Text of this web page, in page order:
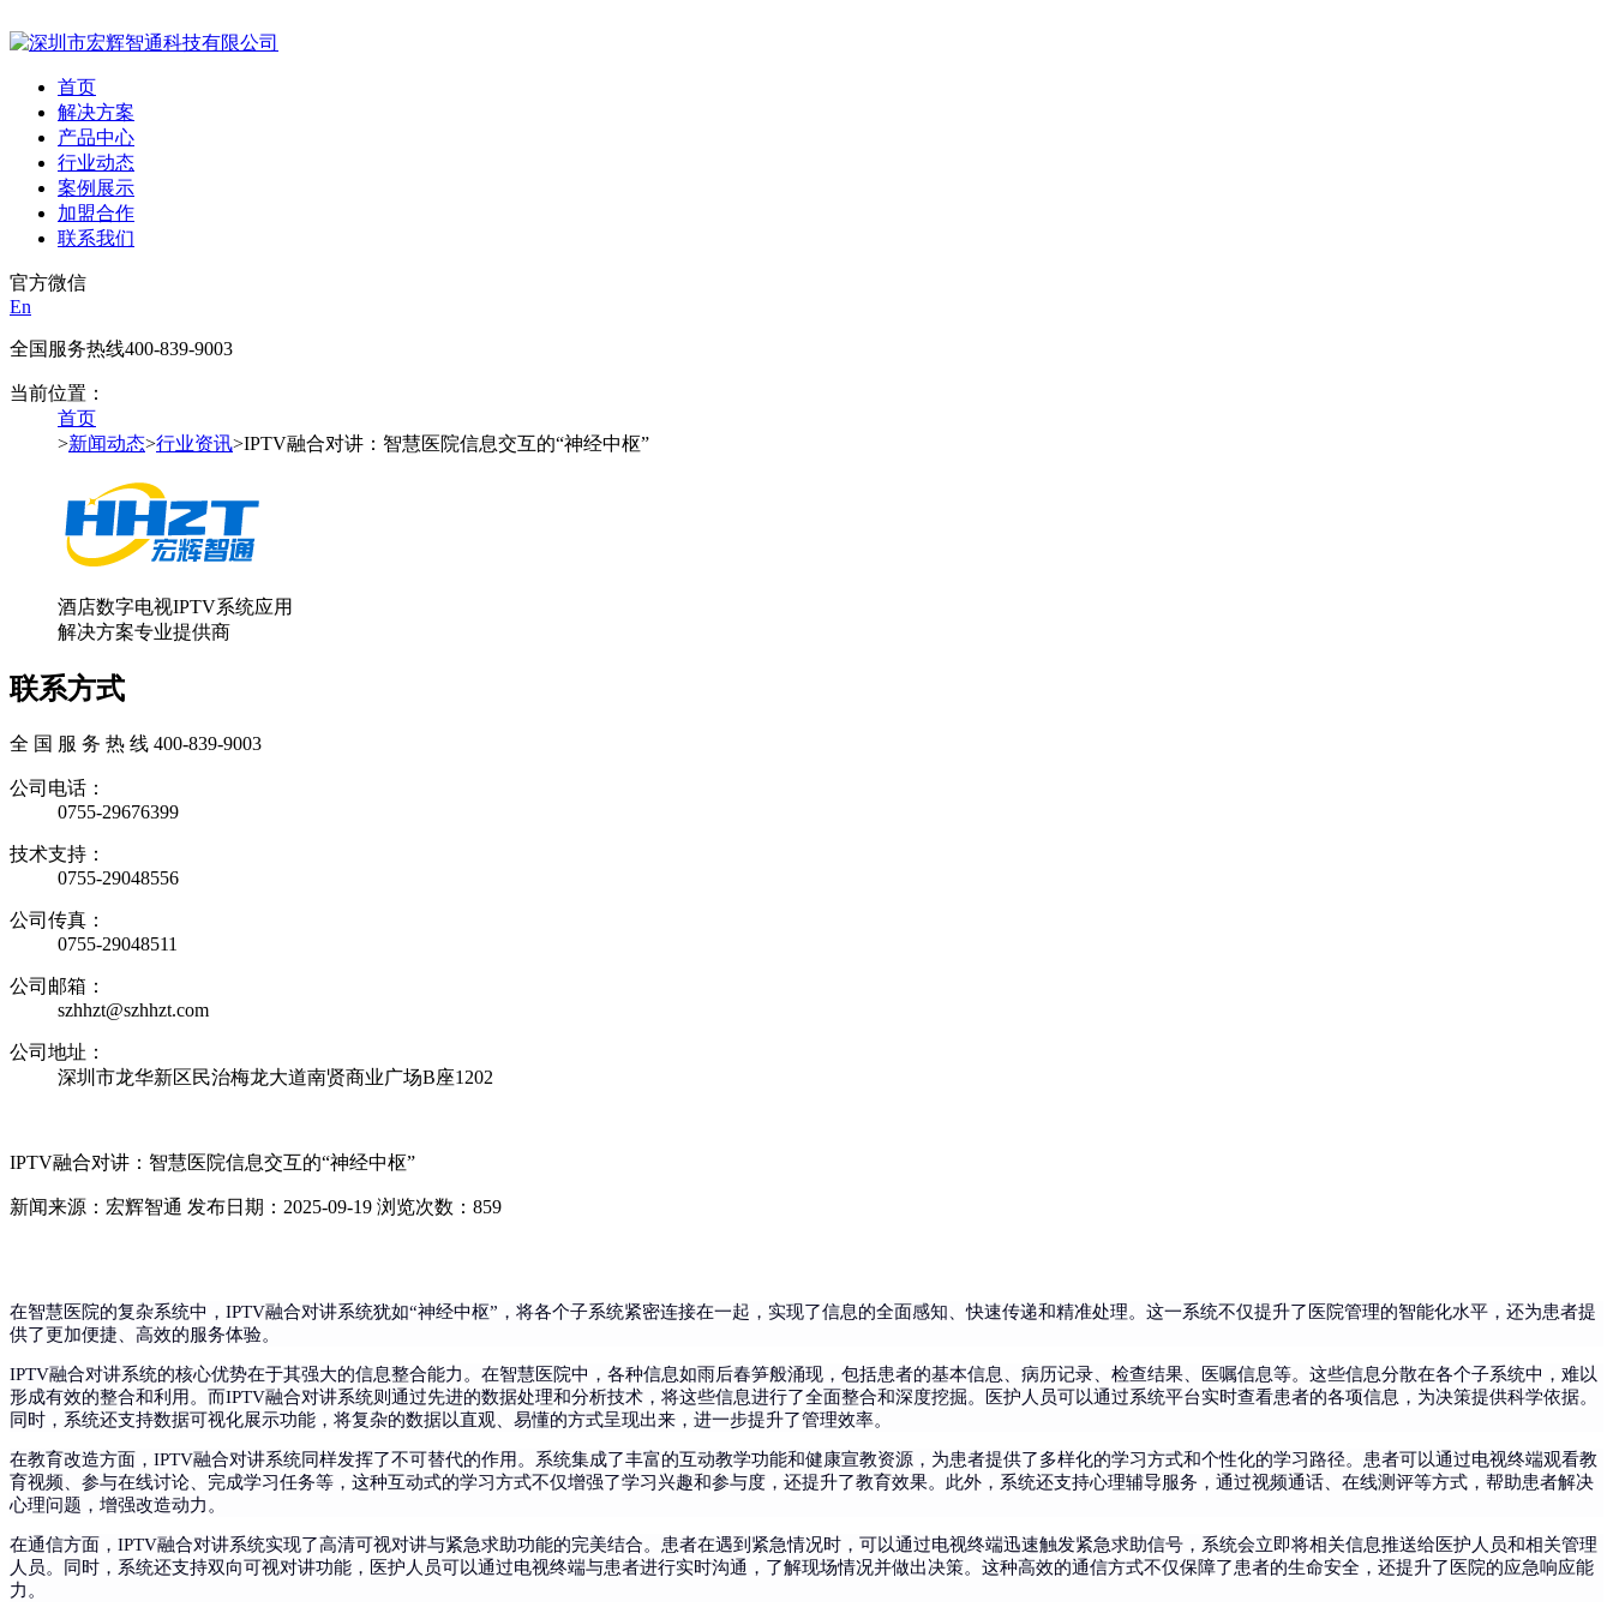
首页
解决方案
产品中心
行业动态
案例展示
加盟合作
联系我们
官方微信
En
全国服务热线400-839-9003
当前位置：
首页
>新闻动态>行业资讯>IPTV融合对讲：智慧医院信息交互的“神经中枢”
酒店数字电视IPTV系统应用
解决方案专业提供商
联系方式
全 国 服 务 热 线 400-839-9003
公司电话：
0755-29676399
技术支持：
0755-29048556
公司传真：
0755-29048511
公司邮箱：
szhhzt@szhhzt.com
公司地址：
深圳市龙华新区民治梅龙大道南贤商业广场B座1202
IPTV融合对讲：智慧医院信息交互的“神经中枢”
新闻来源：宏辉智通 发布日期：2025-09-19 浏览次数：859
在智慧医院的复杂系统中， IPTV融合对讲系统犹如“神经中枢”，将各个子系统紧密连接在一起，实现了信息的全面感知、快速传递和精准处理。这一系统不仅提升了医院管理的智能化水平，还为患者提
供了更加便捷、高效的服务体验。
IPTV融合对讲系统的核心优势在于其强大的信息整合能力。在智慧医院中，各种信息如雨后春笋般涌现，包括患者的基本信息、病历记录、检查结果、医嘱信息等。这些信息分散在各个子系统中，难以
形成有效的整合和利用。而IPTV融合对讲系统则通过先进的数据处理和分析技术，将这些信息进行了全面整合和深度挖掘。医护人员可以通过系统平台实时查看患者的各项信息，为决策提供科学依据。
同时，系统还支持数据可视化展示功能，将复杂的数据以直观、易懂的方式呈现出来，进一步提升了管理效率。
在教育改造方面， IPTV融合对讲系统同样发挥了不可替代的作用。系统集成了丰富的互动教学功能和健康宣教资源，为患者提供了多样化的学习方式和个性化的学习路径。患者可以通过电视终端观看教
育视频、参与在线讨论、完成学习任务等，这种互动式的学习方式不仅增强了学习兴趣和参与度，还提升了教育效果。此外，系统还支持心理辅导服务，通过视频通话、在线测评等方式，帮助患者解决
心理问题，增强改造动力。
在通信方面， IPTV融合对讲系统实现了高清可视对讲与紧急求助功能的完美结合。患者在遇到紧急情况时，可以通过电视终端迅速触发紧急求助信号，系统会立即将相关信息推送给医护人员和相关管理
人员。同时，系统还支持双向可视对讲功能，医护人员可以通过电视终端与患者进行实时沟通，了解现场情况并做出决策。这种高效的通信方式不仅保障了患者的生命安全，还提升了医院的应急响应能
力。